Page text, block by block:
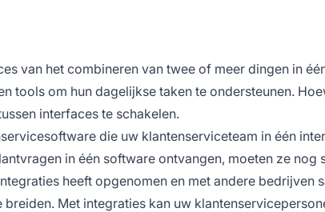
van het combineren van twee of meer dingen in
tools om hun dagelijkse taken te ondersteunen.
interfaces te schakelen.
die uw klantenserviceteam in één
in één software ontvangen, moeten ze nog
heeft opgenomen en met andere bedrijven
breiden. Met integraties kan uw